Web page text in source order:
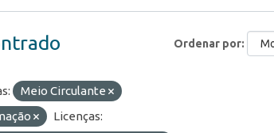
Ordenar por
Meio Circulante
Licenças: